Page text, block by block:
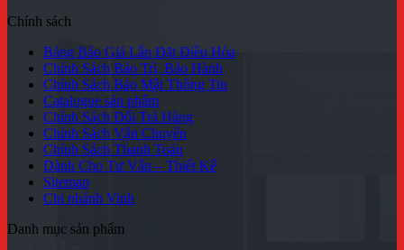
Chính sách
Bảng Báo Giá Lắp Đặt Điều Hòa
Chính Sách Bảo Trì, Bảo Hành
Chính Sách Bảo Mật Thông Tin
Catalogue sản phẩm
Chính Sách Đổi Trả Hàng
Chính Sách Vận Chuyển
Chính Sách Thanh Toán
Dành Cho Tư Vấn – Thiết Kế
Sitemap
Chi nhánh Vinh
Danh mục sản phẩm